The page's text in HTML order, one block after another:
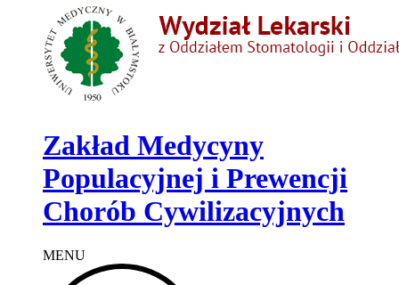
Zakład Medycyny
Populacyjnej i Prewencji
Chorób Cywilizacyjnych
MENU